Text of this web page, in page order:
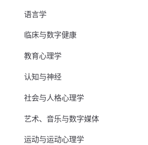
语言学
临床与数字健康
教育心理学
认知与神经
社会与人格心理学
艺术、音乐与数字媒体
运动与运动心理学